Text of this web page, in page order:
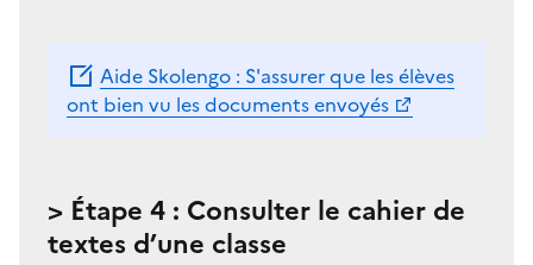
Aide Skolengo : S'assurer que les élèves
ont bien vu les documents envoyés
> Étape 4 : Consulter le cahier de
textes d’une classe